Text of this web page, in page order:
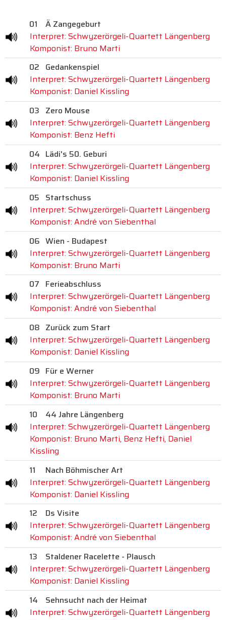
01
Ä Zangegeburt
Interpret: Schwyzerörgeli-Quartett Längenberg
Komponist: Bruno Marti
02 Gedankenspiel
Interpret: Schwyzerörgeli-Quartett Längenberg
Komponist: Daniel Kissling
03 Zero Mouse
Interpret: Schwyzerörgeli-Quartett Längenberg
Komponist: Benz Hefti
04 Lädi's 50. Geburi
Interpret: Schwyzerörgeli-Quartett Längenberg
Komponist: Daniel Kissling
05 Startschuss
Interpret: Schwyzerörgeli-Quartett Längenberg
Komponist: André von Siebenthal
06 Wien - Budapest
Interpret: Schwyzerörgeli-Quartett Längenberg
Komponist: Bruno Marti
07 Ferieabschluss
Interpret: Schwyzerörgeli-Quartett Längenberg
Komponist: André von Siebenthal
08 Zurück zum Start
Interpret: Schwyzerörgeli-Quartett Längenberg
Komponist: Daniel Kissling
09 Für e Werner
Interpret: Schwyzerörgeli-Quartett Längenberg
Komponist: Bruno Marti
10
44 Jahre Längenberg
Interpret: Schwyzerörgeli-Quartett Längenberg
Komponist: Bruno Marti, Benz Hefti, Daniel
Kissling
11
Nach Böhmischer Art
Interpret: Schwyzerörgeli-Quartett Längenberg
Komponist: Daniel Kissling
12
Ds Visite
Interpret: Schwyzerörgeli-Quartett Längenberg
Komponist: André von Siebenthal
13
Staldener Racelette - Plausch
Interpret: Schwyzerörgeli-Quartett Längenberg
Komponist: Daniel Kissling
14
Sehnsucht nach der Heimat
Interpret: Schwyzerörgeli-Quartett Längenberg